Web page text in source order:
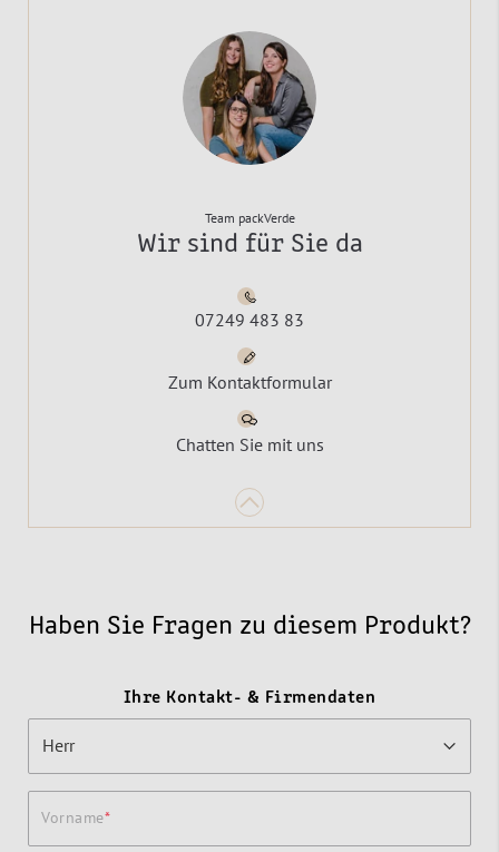
Team packVerde
Wir sind für Sie da
07249 483 83
Zum Kontaktformular
Chatten Sie mit uns
Haben Sie Fragen zu diesem Produkt?
Ihre Kontakt- & Firmendaten
Vorname